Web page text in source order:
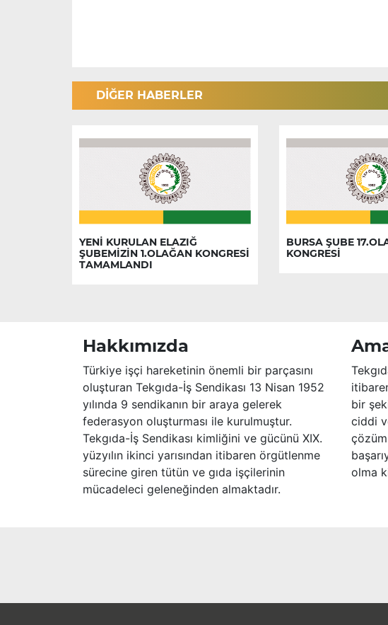
DİĞER HABERLER
YENİ KURULAN ELAZIĞ
ŞUBEMİZİN 1.OLAĞAN KONGRESİ
TAMAMLANDI
BURSA ŞUBE
KONGRESİ
Hakkımızda
Türkiye işçi hareketinin önemli bir parçasını
oluşturan Tekgıda-İş Sendikası 13 Nisan 1952
yılında 9 sendikanın bir araya gelerek
federasyon oluşturması ile kurulmuştur.
Tekgıda-İş Sendikası kimliğini ve gücünü XIX.
yüzyılın ikinci yarısından itibaren örgütlenme
sürecine giren tütün ve gıda işçilerinin
mücadeleci geleneğinden almaktadır.
bir
ciddi
olma